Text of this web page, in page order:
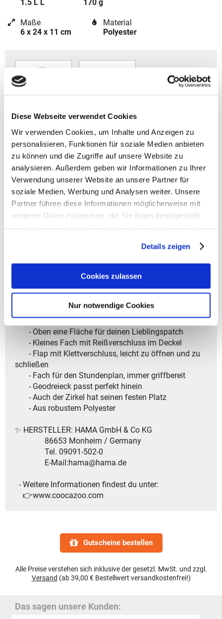
Diese Webseite verwendet Cookies
Wir verwenden Cookies, um Inhalte und Anzeigen zu
personalisieren, Funktionen für soziale Medien anbieten
zu können und die Zugriffe auf unsere Website zu
analysieren. Außerdem geben wir Informationen zu Ihrer
Verwendung unserer Website an unsere Partner für
soziale Medien, Werbung und Analysen weiter. Unsere
Partner führen diese Informationen möglicherweise mit
weiteren Daten zusammen, die Sie ihnen bereitgestellt
Details zeigen
Cookies zulassen
Nur notwendige Cookies
1.5 L L 170 g
Maße
6 x 24 x 11 cm
Material
Polyester
Coocazoo Zubehör
Artikelbeschreibung Coocazoo Schlampermäppchen
EVERY 2025
- Gewicht: ca. 170 g
✨ Dein perfektes Schlampermäppchen – clever &
- Viel Platz für Stifte und mehr
- Oben eine Fläche für deinen Lieblingspatch
- Kleines Fach mit Reißverschluss im Deckel
- Flap mit Klettverschluss, leicht zu öffnen und zu
schließen
- Fach für den Stundenplan, immer griffbereit
- Geodreieck passt perfekt hinein
- Auch der Zirkel hat seinen festen Platz
- Aus robustem Polyester
✨ HERSTELLER: HAMA GmbH & Co KG
86653 Monheim / Germany
Tel. 09091-502-0
E-Mail:hama@hama.de
- Weitere Informationen findest du unter:
👉www.coocazoo.com
Gutscheine bestellen
Alle Preise verstehen sich inklusive der gesetzl. MwSt. und zzgl.
Versand (ab 39,00 € Bestellwert versandkostenfrei!)
Das sagen unsere Kunden: